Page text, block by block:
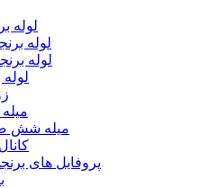
لوله
لوله
لوله
میله شش
پروفایل های